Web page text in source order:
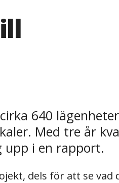
640
Med tre år
upp i en rapport.
dels för att se vad